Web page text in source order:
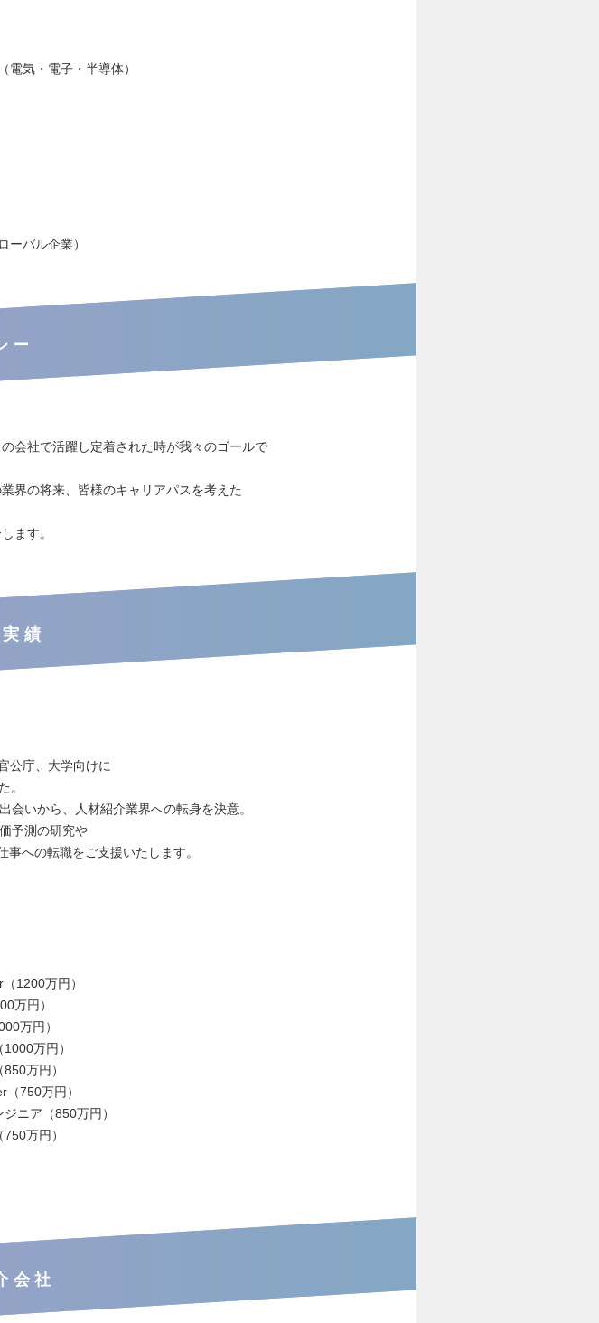
電気・電子・半導体）
ーバル企業）
ー
会社で活躍し定着された時が我々のゴールで
界の将来、皆様のキャリアパスを考えた
ます。
績
公庁、大学向けに
。
会いから、人材紹介業界への転身を決意。
予測の研究や
への転職をご支援いたします。
1200万円）
万円）
万円）
万円）
万円）
750万円）
ニア（850万円）
万円）
会社